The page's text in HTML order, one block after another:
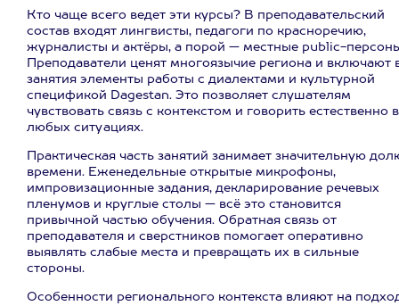
Кто чаще всего ведет эти курсы? В преподавательский
состав входят лингвисты, педагоги по красноречию,
журналисты и актёры, а порой — местные public-
Преподаватели ценят многоязычие региона и включают
занятия элементы работы с диалектами и культурной
спецификой Dagestan. Это позволяет слушателям
чувствовать связь с контекстом и говорить естественно в
любых ситуациях.
Практическая часть занятий занимает значительную
времени. Еженедельные открытые микрофоны,
импровизационные задания, декларирование речевых
пленумов и круглые столы — всё это становится
привычной частью обучения. Обратная связь от
преподавателя и сверстников помогает оперативно
выявлять слабые места и превращать их в сильные
стороны.
Особенности регионального контекста влияют на